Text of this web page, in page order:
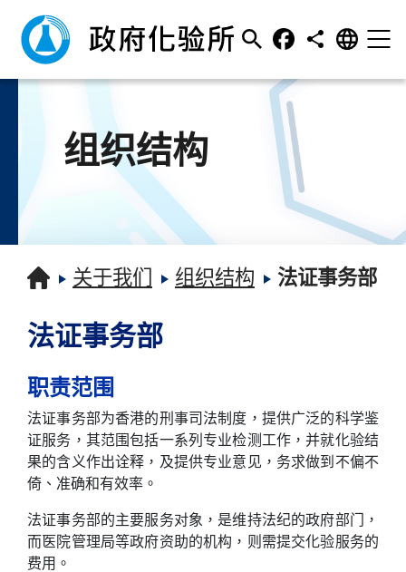
组织结构
关于我们 组织结构 法证事务部
法证事务部
职责范围
法证事务部为香港的刑事司法制度，提供广泛的科学鉴
证服务，其范围包括一系列专业检测工作，并就化验结
果的含义作出诠释，及提供专业意见，务求做到不偏不
倚、准确和有效率。
法证事务部的主要服务对象，是维持法纪的政府部门，
而医院管理局等政府资助的机构，则需提交化验服务的
费用。